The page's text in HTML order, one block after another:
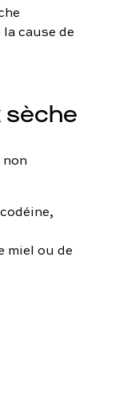
cause de
sèche
miel ou de